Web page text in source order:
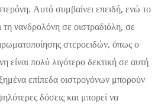
Αυτό συμβαίνει επειδή, ενώ το
νανδρολόνη σε οιστραδιόλη, σε
στεροειδών, όπως ο
είναι πολύ λιγότερο δεκτική σε αυτή
επίπεδα οιστρογόνων μπορούν
δόσεις και μπορεί να